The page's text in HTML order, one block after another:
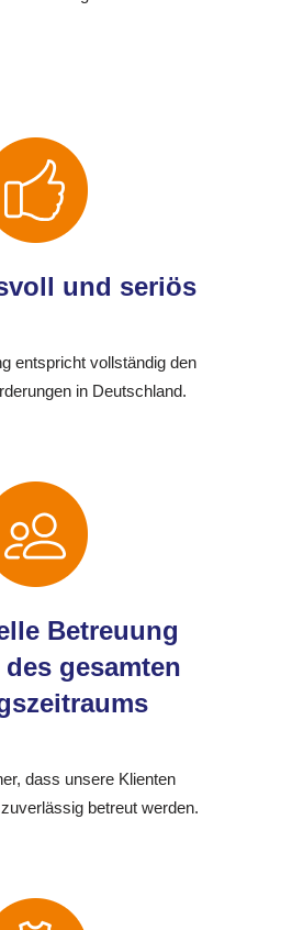
und seriös
entspricht vollständig den
in Deutschland.
Betreuung
gesamten
dass unsere Klienten
betreut werden.